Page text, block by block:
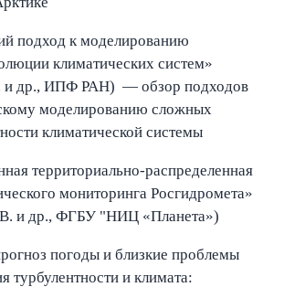
подход к моделированию
климатических систем»
др., ИПФ РАН) — обзор подходов
моделированию сложных
климатической системы
территориально-распределенная
мониторинга Росгидромета»
В. и др., ФГБУ "НИЦ «Планета»)
погоды и близкие проблемы
турбулентности и климата: